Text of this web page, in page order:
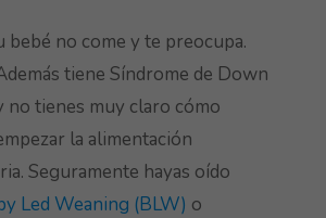
bebé no come y te preocupa.
tiene Síndrome de Down
no tienes muy claro cómo
la alimentación
Seguramente hayas oído
Led Weaning (BLW) o